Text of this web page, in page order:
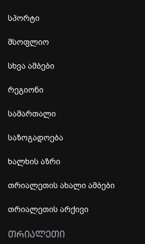
სპორტი
მსოფლიო
სხვა ამბები
რეგიონი
სამართალი
საზოგადოება
ხალხის აზრი
თრიალეთის ახალი ამბები
თრიალეთის არქივი
ᲗᲠᲘᲐᲚᲔᲗᲘ